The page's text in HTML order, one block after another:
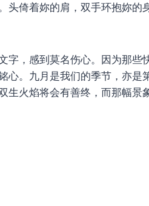
头倚着妳的肩，双手环抱妳的
字，感到莫名伤心。因为那些
心。九月是我们的季节，亦是
生火焰将会有善终，而那幅景